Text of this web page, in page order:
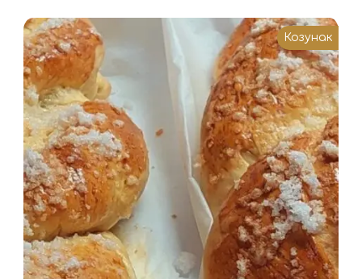
Козунак